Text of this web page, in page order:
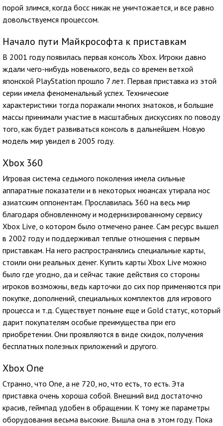
порой злимся, когда босс никак не уничтожается, и все равно
довольствуемся процессом.
Начало пути Майкрософта к приставкам
В 2001 году появилась первая консоль Xbox. Игроки давно
ждали чего-нибудь новенького, ведь со времен ветхой
японской PlayStation прошло 7 лет. Первая приставка из этой
серии имела феноменальный успех. Технические
характеристики тогда поражали многих знатоков, и большие
массы принимали участие в масштабных дискуссиях по поводу
того, как будет развиваться консоль в дальнейшем. Новую
модель мир увидел в 2005 году.
Xbox 360
Игровая система седьмого поколения имела сильные
аппаратные показатели и в некоторых нюансах утирала нос
азиатским оппонентам. Прославилась 360 на весь мир
благодаря обновленному и модернизированному сервису
Xbox Live, о котором было отмечено ранее. Сам ресурс вышел
в 2002 году и поддерживал теплые отношения с первым
приставкам. На него распространялись специальные карты,
стоили они реальных денег. Купить карты Xbox Live можно
было где угодно, да и сейчас такие действия со стороны
игроков возможны, ведь карточки до сих пор применяются при
покупке, дополнений, специальных комплектов для игрового
процесса и т.д. Существует поныне еще и Gold статус, который
дарит покупателям особые преимущества при его
приобретении. Они проявляются в виде скидок, получения
бесплатных полезных приложений и другого.
Xbox One
Странно, что One, а не 720, но, что есть, то есть. Эта
приставка очень хороша собой. Внешний вид достаточно
красив, геймпад удобен в обращении. К тому же параметры
оборудования весьма высокие. Вышла она в этом году. Пока